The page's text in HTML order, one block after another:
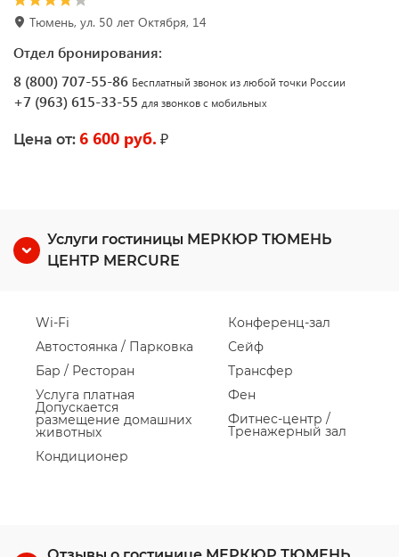
Тюмень, ул. 50 лет Октября, 14
Отдел бронирования:
8 (800) 707-55-86 Бесплатный звонок из любой точки России
+7 (963) 615-33-55 для звонков с мобильных
Цена от: 6 600 руб. ₽
Услуги гостиницы МЕРКЮР ТЮМЕНЬ
ЦЕНТР MERCURE
Wi-Fi
Автостоянка / Парковка
Бар / Ресторан
Услуга платная
Допускается
размещение домашних
животных
Кондиционер
Конференц-зал
Сейф
Трансфер
Фен
Фитнес-центр /
Тренажерный зал